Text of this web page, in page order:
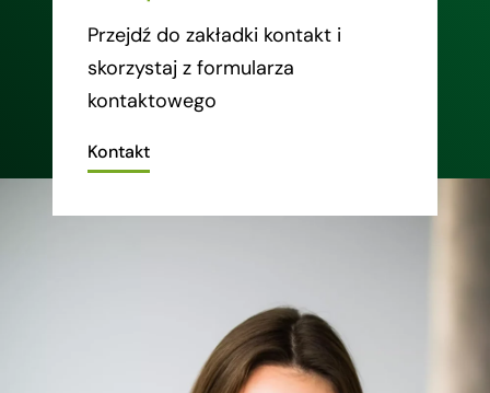
Przejdź do zakładki kontakt i
skorzystaj z formularza
kontaktowego
Kontakt